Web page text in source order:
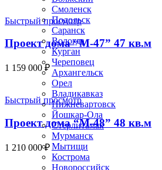
Смоленск
Подольск
Саранск
Вологда
Курган
Череповец
Архангельск
Орел
Владикавказ
Нижневартовск
Йошкар-Ола
Стерлитамак
Мурманск
Мытищи
Кострома
Новороссийск
Быстрый просмотр
Проект дома “М-47” 47 кв.м
1 159 000₽
Быстрый просмотр
Проект дома “М-48” 48 кв.м
1 210 000₽